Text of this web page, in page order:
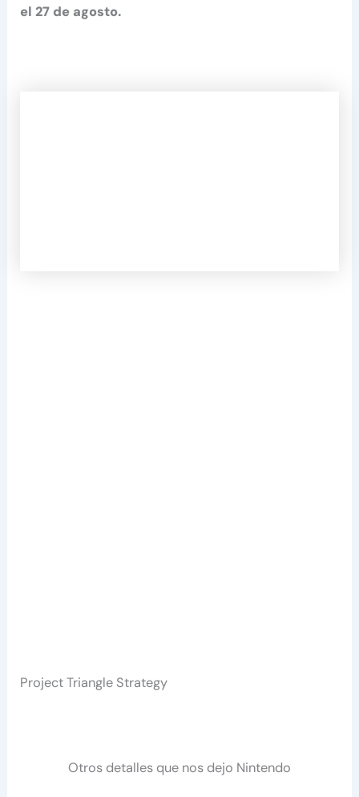
el 27 de agosto.
Project Triangle Strategy
Otros detalles que nos dejo Nintendo